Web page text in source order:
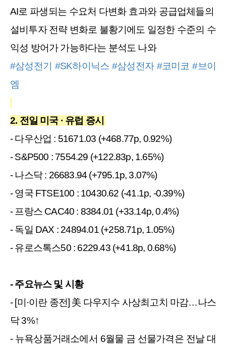
AI로 파생되는 수요처 다변화 효과와 공급업체들의
설비투자 전략 변화로 불황기에도 일정한 수준의 수
익성 방어가 가능하다는 분석도 나와
#삼성전기
#SK하이닉스 #삼성전자 #코미코 #브이
엠
2. 전일 미국 · 유럽 증시
- 다우산업 : 51671.03 (+468.77p, 0.92%)
- S&P500 : 7554.29 (+122.83p, 1.65%)
- 나스닥 : 26683.94 (+795.1p, 3.07%)
- 영국 FTSE100 : 10430.62 (-41.1p, -0.39%)
- 프랑스 CAC40 : 8384.01 (+33.14p, 0.4%)
- 독일 DAX : 24894.01 (+258.71p, 1.05%)
- 유로스톡스50 : 6229.43 (+41.8p, 0.68%)
- 주요뉴스 및 시황
- [미·이란 종전] 美 다우지수 사상최고치 마감…나스
닥 3%↑
- 뉴욕상품거래소에서 6월물 금 선물가격은 전날 대